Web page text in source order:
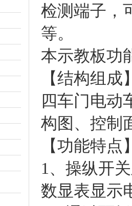
检测端子，
等。
本示教板功
【结构组成
四车门电动
构图、控制
【功能特点
1、操纵开
数显表显示